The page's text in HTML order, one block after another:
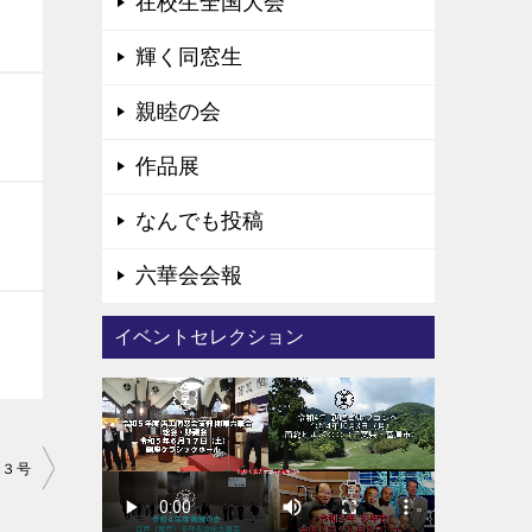
号
輝く同窓生
親睦の会
作品展
なんでも投稿
六華会会報
イベントセレクション